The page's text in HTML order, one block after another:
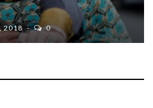
2018 0